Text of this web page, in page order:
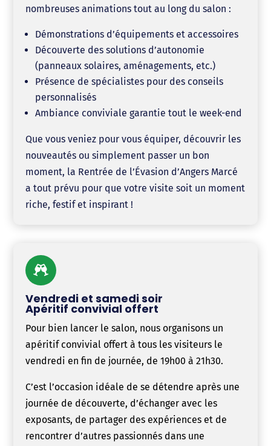
nombreuses animations tout au long du salon :
Démonstrations d’équipements et accessoires
Découverte des solutions d’autonomie
(panneaux solaires, aménagements, etc.)
Présence de spécialistes pour des conseils
personnalisés
Ambiance conviviale garantie tout le week-end
Que vous veniez pour vous équiper, découvrir les
nouveautés ou simplement passer un bon
moment, la Rentrée de l’Évasion d’Angers Marcé
a tout prévu pour que votre visite soit un moment
riche, festif et inspirant !

Vendredi et samedi soir
Apéritif convivial offert
Pour bien lancer le salon, nous organisons un
apéritif convivial offert à tous les visiteurs le
vendredi en fin de journée, de 19h00 à 21h30.
C’est l’occasion idéale de se détendre après une
journée de découverte, d’échanger avec les
exposants, de partager des expériences et de
rencontrer d’autres passionnés dans une